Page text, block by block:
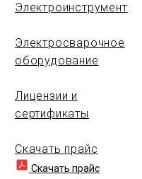
Электроинструмент
Электросварочное
оборудование
Лицензии и
сертификаты
Скачать прайс
Скачать прайс